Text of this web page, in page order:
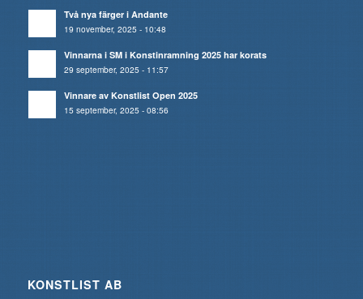
Två nya färger i Andante
19 november, 2025 - 10:48
Vinnarna i SM i Konstinramning 2025 har korats
29 september, 2025 - 11:57
Vinnare av Konstlist Open 2025
15 september, 2025 - 08:56
KONSTLIST AB